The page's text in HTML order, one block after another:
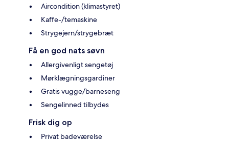
Aircondition (klimastyret)
Kaffe-/temaskine
Strygejern/strygebræt
Få en god nats søvn
Allergivenligt sengetøj
Mørklægningsgardiner
Gratis vugge/barneseng
Sengelinned tilbydes
Frisk dig op
Privat badeværelse